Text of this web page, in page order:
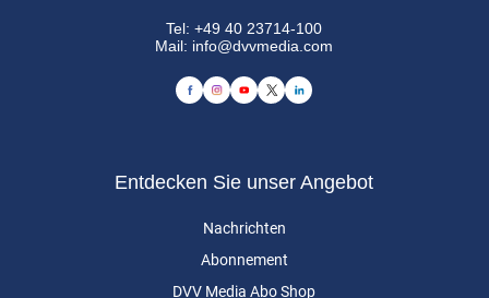
Tel:+49 40 23714-100
Mail: info@dvvmedia.com
Entdecken Sie unser Angebot
Nachrichten
Abonnement
DVV Media Abo Shop